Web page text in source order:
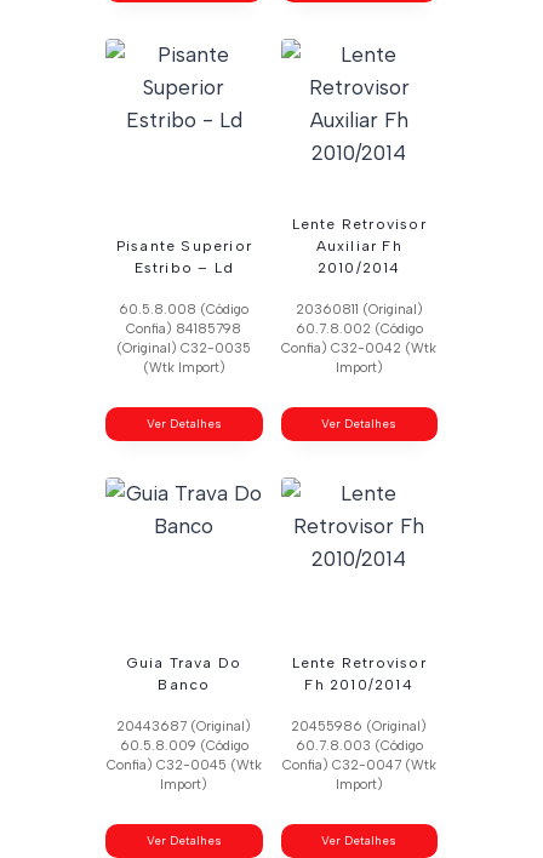
Pisante Superior
Estribo – Ld
60.5.8.008 (Código
Confia) 84185798
(Original) C32-0035
(Wtk Import)
Ver Detalhes
Lente Retrovisor
Auxiliar Fh
2010/2014
20360811 (Original)
60.7.8.002 (Código
Confia) C32-0042 (Wtk
Import)
Ver Detalhes
Guia Trava Do
Banco
20443687 (Original)
60.5.8.009 (Código
Confia) C32-0045 (Wtk
Import)
Ver Detalhes
Lente Retrovisor
Fh 2010/2014
20455986 (Original)
60.7.8.003 (Código
Confia) C32-0047 (Wtk
Import)
Ver Detalhes